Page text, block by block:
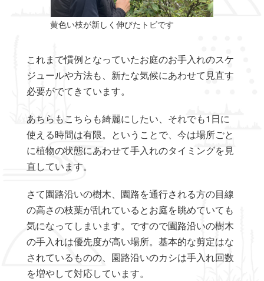
黄色い枝が新しく伸びたトビです
これまで慣例となっていたお庭のお手入れのスケ
ジュールや方法も、新たな気候にあわせて見直す
必要がでてきています。
あちらもこちらも綺麗にしたい、それでも1日に
使える時間は有限。ということで、今は場所ごと
に植物の状態にあわせて手入れのタイミングを見
直しています。
さて園路沿いの樹木、園路を通行される方の目線
の高さの枝葉が乱れているとお庭を眺めていても
気になってしまいます。ですので園路沿いの樹木
の手入れは優先度が高い場所。基本的な剪定はな
されているものの、園路沿いのカシは手入れ回数
を増やして対応しています。